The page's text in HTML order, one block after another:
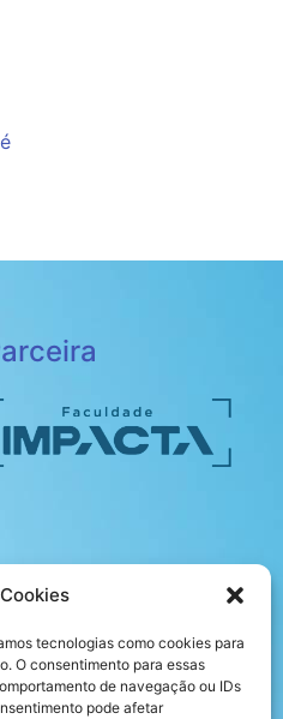
tecnologias como cookies para
O consentimento para essas
de navegação ou IDs
pode afetar
de Privacidade